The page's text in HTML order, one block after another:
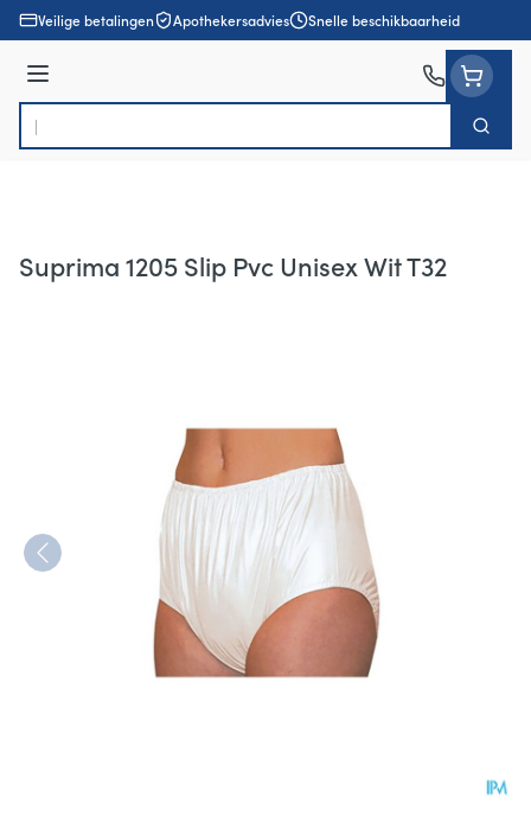
Ga naar de inhoud
Veilige betalingen Apothekersadvies Snelle beschikbaarheid
Menu
Product, merk, categorie...
Zoek
Suprima 1205 Slip Pvc Unisex Wit T32